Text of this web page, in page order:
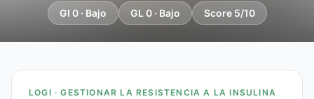
GI 0 · Bajo GL 0 · Bajo Score 5/10
LOGI · GESTIONAR LA RESISTENCIA A LA INSULINA